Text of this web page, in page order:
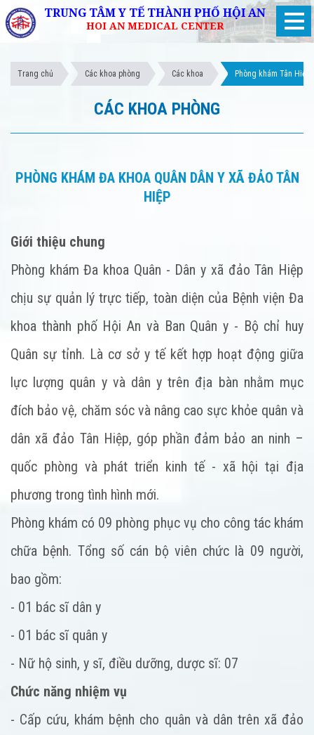
Trang chủ Các khoa phòng Các khoa Phòng khám Tân Hiệp
CÁC KHOA PHÒNG
PHÒNG KHÁM ĐA KHOA QUÂN DÂN Y XÃ ĐẢO TÂN
HIỆP
Giới thiệu chung
Phòng khám Đa khoa Quân - Dân y xã đảo Tân Hiệp
chịu sự quản lý trực tiếp, toàn diện của Bệnh viện Đa
khoa thành phố Hội An và Ban Quân y - Bộ chỉ huy
Quân sự tỉnh. Là cơ sở y tế kết hợp hoạt động giữa
lực lượng quân y và dân y trên địa bàn nhằm mục
đích bảo vệ, chăm sóc và nâng cao sực khỏe quân và
dân xã đảo Tân Hiệp, góp phần đảm bảo an ninh –
quốc phòng và phát triển kinh tế - xã hội tại địa
phương trong tình hình mới.
Phòng khám có 09 phòng phục vụ cho công tác khám
chữa bệnh. Tổng số cán bộ viên chức là 09 người,
bao gồm:
- 01 bác sĩ dân y
- 01 bác sĩ quân y
- Nữ hộ sinh, y sĩ, điều dưỡng, dược sĩ: 07
Chức năng nhiệm vụ
- Cấp cứu, khám bệnh cho quân và dân trên xã đảo
TRUNG TÂM Y TẾ THÀNH PHỐ HỘI AN
HOI AN MEDICAL CENTER